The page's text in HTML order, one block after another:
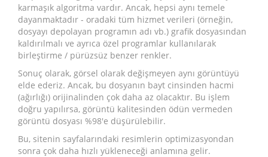
karmaşık algoritma vardır. Ancak, hepsi aynı temele
dayanmaktadır - oradaki tüm hizmet verileri (örneğin,
dosyayı depolayan programın adı vb.) grafik dosyasından
kaldırılmalı ve ayrıca özel programlar kullanılarak
birleştirme / pürüzsüz benzer renkler.
Sonuç olarak, görsel olarak değişmeyen aynı görüntüyü
elde ederiz. Ancak, bu dosyanın bayt cinsinden hacmi
(ağırlığı) orijinalinden çok daha az olacaktır. Bu işlem
doğru yapılırsa, görüntü kalitesinden ödün vermeden
görüntü dosyası %98'e düşürülebilir.
Bu, sitenin sayfalarındaki resimlerin optimizasyondan
sonra çok daha hızlı yükleneceği anlamına gelir.